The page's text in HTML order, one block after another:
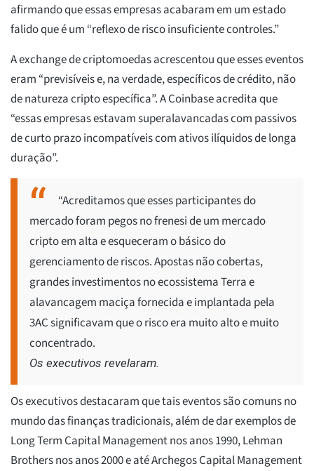
afirmando que essas empresas acabaram em um estado
falido que é um “reflexo de risco insuficiente controles.”
A exchange de criptomoedas acrescentou que esses eventos
eram “previsíveis e, na verdade, específicos de crédito, não
de natureza cripto específica”. A Coinbase acredita que
“essas empresas estavam superalavancadas com passivos
de curto prazo incompatíveis com ativos ilíquidos de longa
duração”.
“Acreditamos que esses participantes do
mercado foram pegos no frenesi de um mercado
cripto em alta e esqueceram o básico do
gerenciamento de riscos. Apostas não cobertas,
grandes investimentos no ecossistema Terra e
alavancagem maciça fornecida e implantada pela
3AC significavam que o risco era muito alto e muito
concentrado.
Os executivos revelaram.
Os executivos destacaram que tais eventos são comuns no
mundo das finanças tradicionais, além de dar exemplos de
Long Term Capital Management nos anos 1990, Lehman
Brothers nos anos 2000 e até Archegos Capital Management